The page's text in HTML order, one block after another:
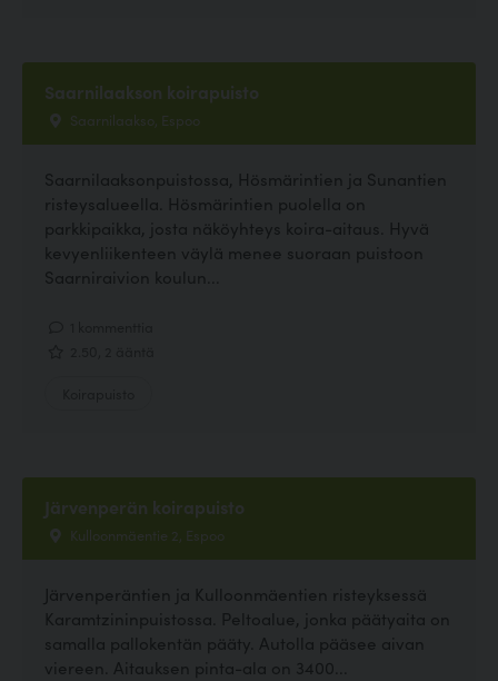
Saarnilaakson koirapuisto
Saarnilaakso, Espoo
Saarnilaaksonpuistossa, Hösmärintien ja Sunantien
risteysalueella. Hösmärintien puolella on
parkkipaikka, josta näköyhteys koira-aitaus. Hyvä
kevyenliikenteen väylä menee suoraan puistoon
Saarniraivion koulun...
Järvenperän koirapuisto
Kulloonmäentie 2, Espoo
Järvenperäntien ja Kulloonmäentien risteyksessä
Karamtzininpuistossa. Peltoalue, jonka päätyaita on
samalla pallokentän pääty. Autolla pääsee aivan
viereen. Aitauksen pinta-ala on 3400...